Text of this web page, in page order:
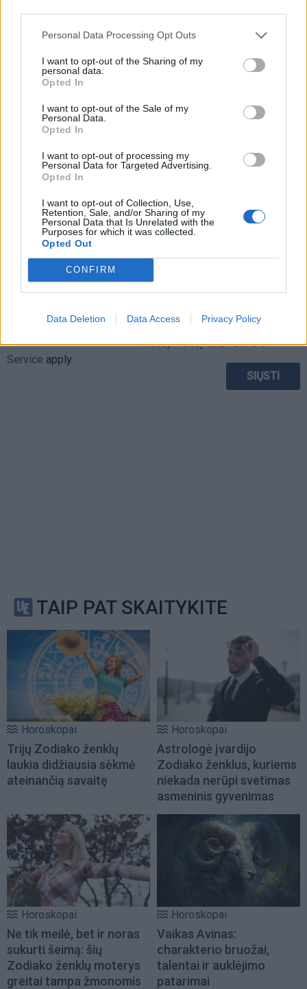
Personal Data Processing Opt Outs
I want to opt-out of the Sharing of my
personal data.
Opted In
I want to opt-out of the Sale of my
Personal Data.
Opted In
I want to opt-out of processing my
Personal Data for Targeted Advertising.
Opted In
I want to opt-out of Collection, Use,
Retention, Sale, and/or Sharing of my
Personal Data that Is Unrelated with the
Purposes for which it was collected.
Opted Out
CONFIRM
Data Deletion Data Access Privacy Policy
Rašyti komentarą
Jūsų vardas
Komentaras
Sutinku su taisyklėmis
This site is protected by
reCAPTCHA and the Google
Privacy PolicyandTerms of
Service apply.
TAIP PAT SKAITYKITE
Horoskopai
Trijų Zodiako ženklų
laukia didžiausia sėkmė
ateinančią savaitę
Horoskopai
Astrologė įvardijo
Zodiako ženklus, kuriems
niekada nerūpi svetimas
asmeninis gyvenimas
Horoskopai
Ne tik meilė, bet ir noras
sukurti šeimą: šių
Zodiako ženklų moterys
greitai tampa žmonomis
Horoskopai
Vaikas Avinas:
charakterio bruožai,
talentai ir auklėjimo
patarimai